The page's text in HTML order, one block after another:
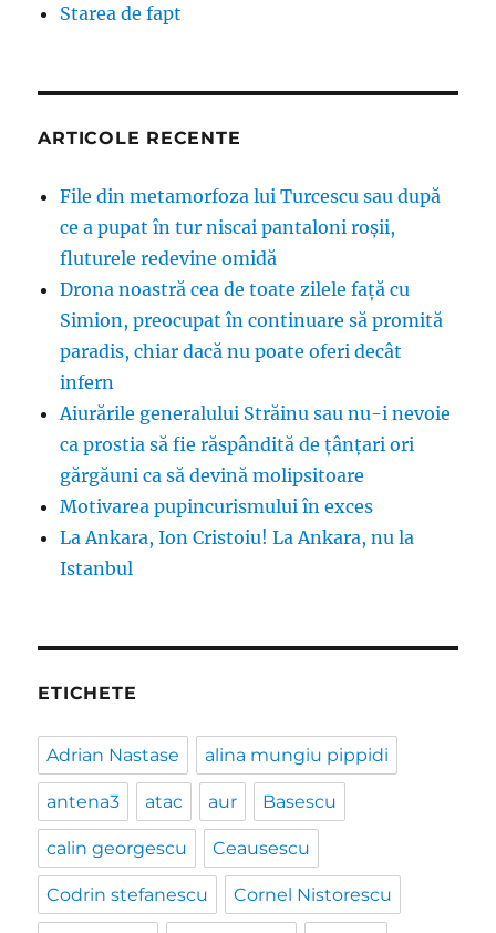
Starea de fapt
ARTICOLE RECENTE
File din metamorfoza lui Turcescu sau după
ce a pupat în tur niscai pantaloni roșii,
fluturele redevine omidă
Drona noastră cea de toate zilele față cu
Simion, preocupat în continuare să promită
paradis, chiar dacă nu poate oferi decât
infern
Aiurările generalului Străinu sau nu-i nevoie
ca prostia să fie răspândită de țânțari ori
gărgăuni ca să devină molipsitoare
Motivarea pupincurismului în exces
La Ankara, Ion Cristoiu! La Ankara, nu la
Istanbul
ETICHETE
Adrian Nastase alina mungiu pippidi
antena3 atac aur Basescu
calin georgescu Ceausescu
Codrin stefanescu Cornel Nistorescu